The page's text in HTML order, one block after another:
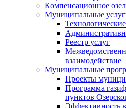
Компенсационное
Муниципальные
Реестр услуг
взаимодействие
Муниципальные
Проекты
Программа
пунктов